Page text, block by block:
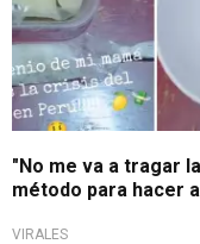
"No me va a tragar
método para hacer
VIRALES